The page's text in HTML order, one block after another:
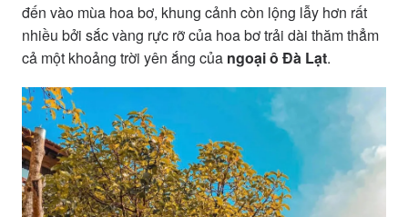
đến vào mùa hoa bơ, khung cảnh còn lộng lẫy hơn rất
nhiều bởi sắc vàng rực rỡ của hoa bơ trải dài thăm thẳm
cả một khoảng trời yên ắng của ngoại ô Đà Lạt.